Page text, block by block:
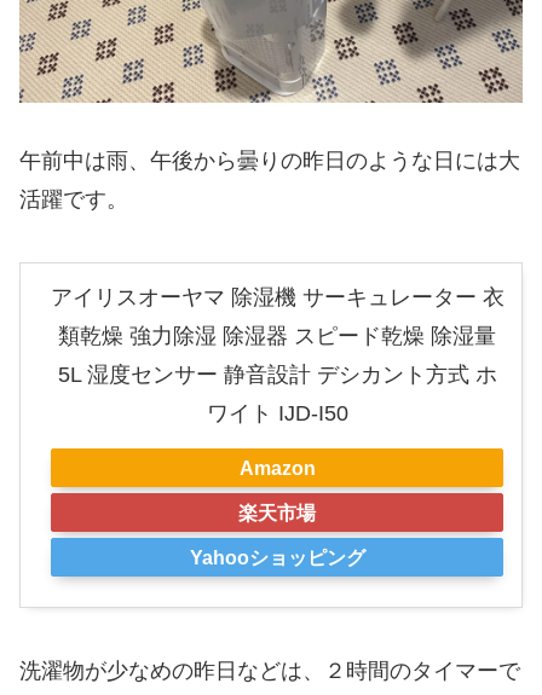
午前中は雨、午後から曇りの昨日のような日には大
活躍です。
アイリスオーヤマ 除湿機 サーキュレーター 衣
類乾燥 強力除湿 除湿器 スピード乾燥 除湿量
5L 湿度センサー 静音設計 デシカント方式 ホ
ワイト IJD-I50
Amazon
楽天市場
Yahooショッピング
洗濯物が少なめの昨日などは、２時間のタイマーで